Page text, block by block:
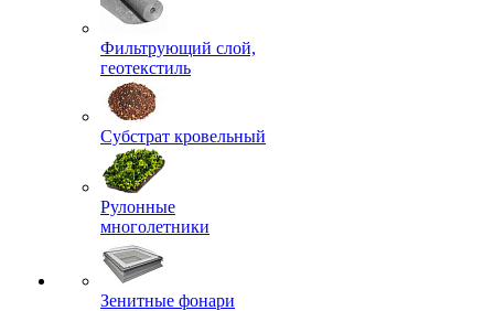
Фильтрующий слой,
геотекстиль
Субстрат кровельный
Рулонные
многолетники
Зенитные фонари